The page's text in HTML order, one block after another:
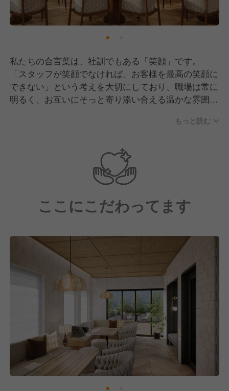
私たちの合言葉は、社訓でもある「笑顔」です。
「スタッフが笑顔でなければ、お客様を最高の笑顔に
できない」という考えを大切にしており、職場は常に
明るく、お互いにそっと寄り添い合える温かな雰囲気
目標に向かって進む仲間」たち。
系列店ではスタッフ自らがお客様のために手書きのウ
ェルカムボードを作成するなど、マニュアルを超えた
「おもてなしの心」を大切にしています。
現在2026年7月・8月の新店オープンに向けてオープ
ゼロから店舗文化を築いていくことができるため、
「新しいお店を自分たちの手で作り上げたい」という
熱意を持ったリーダー候補や、フレッシュな感性を持
った異業種からの挑戦も歓迎します◎
上司や社長とも直接意見を交わせる風通しの良さがあ
り、誰かの挑戦をみんなでバックアップする、非常に
ポジティブでチームワークを重視した職場環境です。
もっと読む
ここにこだわってます